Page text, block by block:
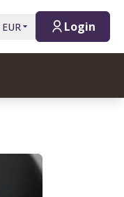
EUR Login